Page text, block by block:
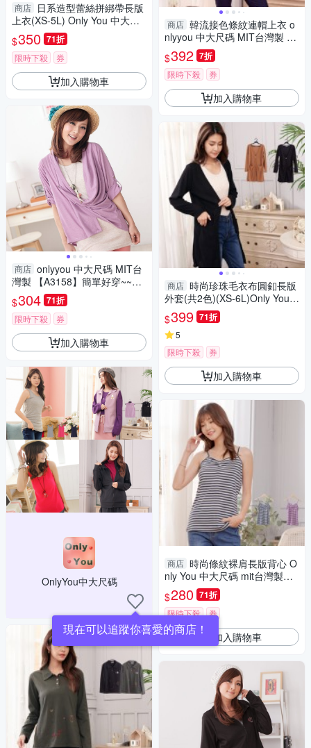
商店 日系造型蕾絲拼綁帶長版
上衣(XS-5L) Only You 中大尺
碼 MIT台灣製 【A3323】
$350 71折
限時下殺 券
加入購物車
商店 onlyyou 中大尺碼 MIT台
灣製 【A3158】簡單好穿~~素
面韓流寬鬆顯瘦外套 (共2色)
$304 71折
限時下殺 券
加入購物車
OnlyYou中大尺碼
現在可以追蹤你喜愛的商店！
商店 韓流接色條紋連帽上衣 o
nlyyou 中大尺碼 MIT台灣製 A3
682
$392 7折
限時下殺 券
加入購物車
商店 時尚珍珠毛衣布圓釦長版
外套(共2色)(XS-6L)Only You
中大尺碼 MIT台灣製【A365
9】
$399 71折
5
限時下殺
券
加入購物車
商店 時尚條紋裸肩長版背心 O
nly You 中大尺碼 mit台灣製《A
1336》
$280 71折
限時下殺 券
加入購物車